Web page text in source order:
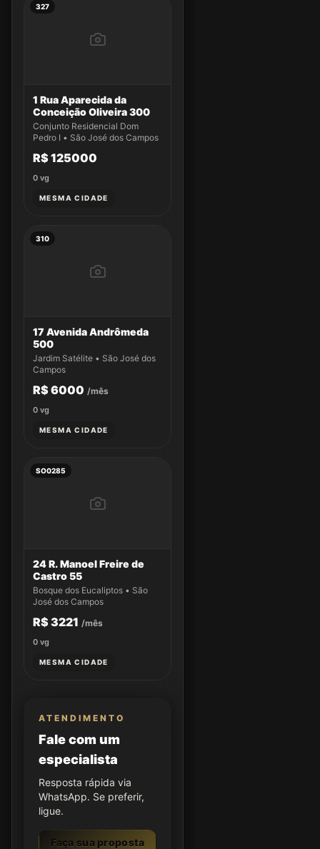
327
1 Rua Aparecida da
Conceição Oliveira 300
Conjunto Residencial Dom
Pedro I • São José dos Campos
R$ 125000
0 vg
MESMA CIDADE
310
17 Avenida Andrômeda
500
Jardim Satélite • São José dos
Campos
R$ 6000 /mês
0 vg
MESMA CIDADE
SO0285
24 R. Manoel Freire de
Castro 55
Bosque dos Eucaliptos • São
José dos Campos
R$ 3221 /mês
0 vg
MESMA CIDADE
ATENDIMENTO
Fale com um
especialista
Resposta rápida via
WhatsApp. Se preferir,
ligue.
Faça sua proposta